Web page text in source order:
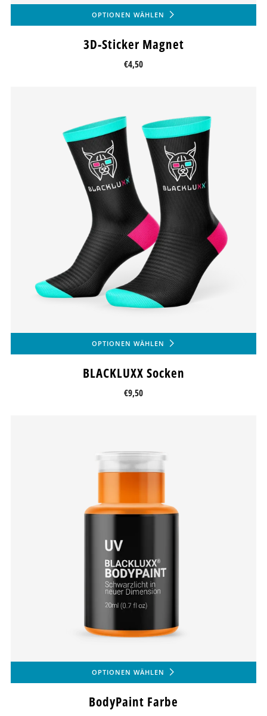
OPTIONEN WÄHLEN
3D-Sticker Magnet
€4,50
OPTIONEN WÄHLEN
BLACKLUXX Socken
€9,50
OPTIONEN WÄHLEN
BodyPaint Farbe